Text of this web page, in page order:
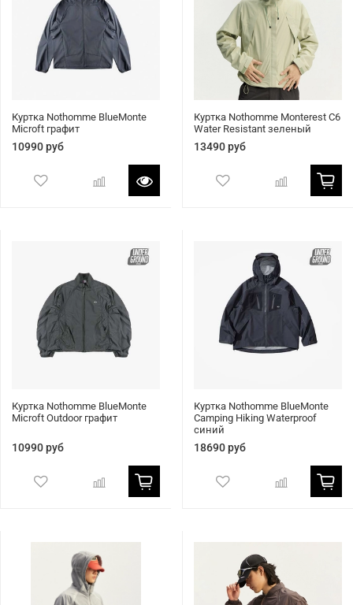
Куртка Nothomme BlueMonte
Microft графит
10990 руб
Куртка Nothomme Monterest C6
Water Resistant зеленый
13490 руб
Куртка Nothomme BlueMonte
Microft Outdoor графит
10990 руб
Куртка Nothomme BlueMonte
Camping Hiking Waterproof
синий
18690 руб